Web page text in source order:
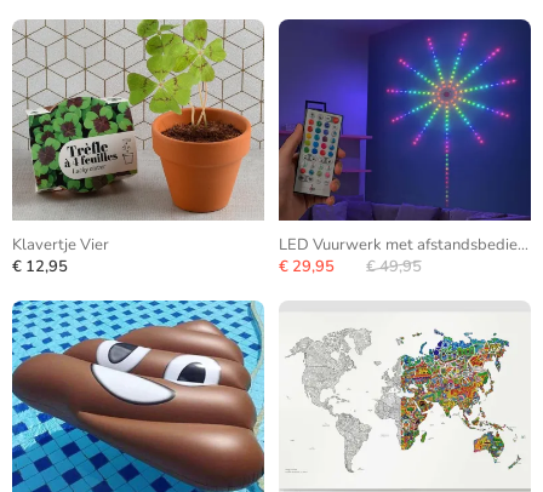
Klavertje Vier
€ 12,95
LED Vuurwerk met afstandsbediening
€ 29,95
€ 49,95